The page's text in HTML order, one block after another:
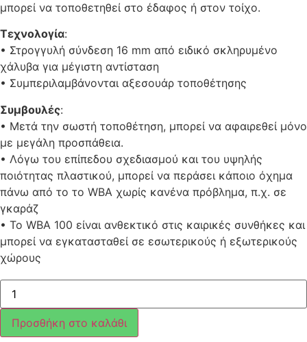
μπορεί να τοποθετηθεί στο έδαφος ή στον τοίχο.
Τεχνολογία:
• Στρογγυλή σύνδεση 16 mm από ειδικό σκληρυμένο
χάλυβα για μέγιστη αντίσταση
• Συμπεριλαμβάνονται αξεσουάρ τοποθέτησης
Συμβουλές:
• Μετά την σωστή τοποθέτηση, μπορεί να αφαιρεθεί μόνο
με μεγάλη προσπάθεια.
• Λόγω του επίπεδου σχεδιασμού και του υψηλής
ποιότητας πλαστικού, μπορεί να περάσει κάποιο όχημα
πάνω από το το WBA χωρίς κανένα πρόβλημα, π.χ. σε
γκαράζ
• Το WBA 100 είναι ανθεκτικό στις καιρικές συνθήκες και
μπορεί να εγκατασταθεί σε εσωτερικούς ή εξωτερικούς
χώρους
ΒΑΣΗ
ΤΟΙΧΟΥ
&
ΔΑΠΕΔΟΥ
ABUS
WBA100
Προσθήκη στο καλάθι